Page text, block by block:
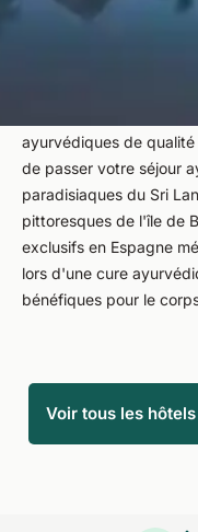
Profitez de cures
centres ayurvédiques
ayurvédiques de
de passer votre séjour
paradisiaques du Sri
pittoresques de l'île de
exclusifs en Espagne
lors d'une cure
bénéfiques pour le
Voir tous les